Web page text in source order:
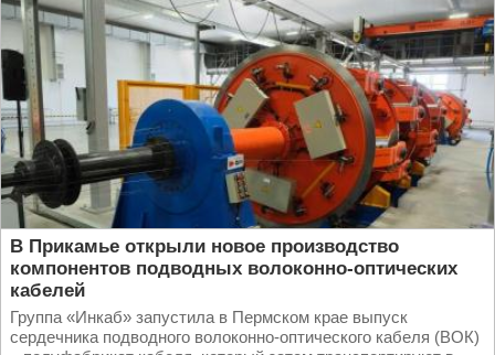
В Прикамье открыли новое производство
компонентов подводных волоконно-оптических
кабелей
Группа «Инкаб» запустила в Пермском крае выпуск
сердечника подводного волоконно-оптического кабеля (ВОК)